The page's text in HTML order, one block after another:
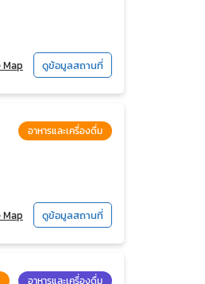
Map ดูข้อมูลสถานที่
อาหารและเครื่องดื่ม
Map ดูข้อมูลสถานที่
อาหารและเครื่องดื่ม